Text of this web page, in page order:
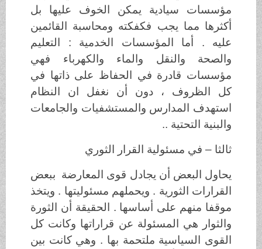
مؤسسات سيادية يمكن الخوف عليها بل
أكثرها مما يجب فكفكته ومحاسبة القائمين
عليه . أما المؤسسات الخدمية : التعليم
والصحة والنقل والماء والكهرباء فهي
مؤسسات قادرة في الحفاظ على ذاتها في
كل الظروف ، دون أن نغفل ان النظام
استهدف المدارس والمستشفيات والجامعات
والبنية التحتية ..
ثالثا – في مسئولية القرار الثوري
يحاول البعض أن يجادل قوى المعارضة ببعض
القرارات الثورية . ويحملهم مسئوليتها . ويتخذ
موقفا منهم على أساسها . الحقيقة أن الثورة
والثوار هي المسئولة عن قراراتها وكانت كل
القوى السياسية ملتحمة بها . وهي كانت بين